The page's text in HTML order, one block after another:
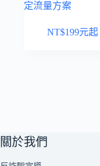
定流量方案
NT$199元起
關於我們